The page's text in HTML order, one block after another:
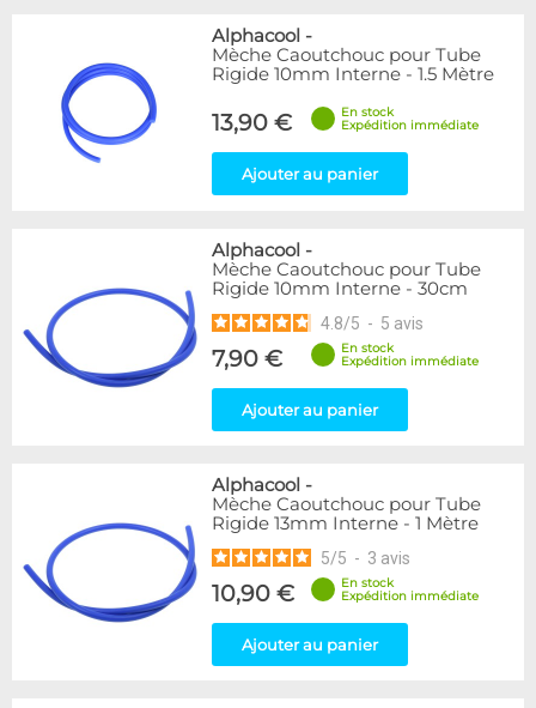
Alphacool -
Mèche Caoutchouc pour Tube
Rigide 10mm Interne - 1.5 Mètre
13,90 €
En stock
Expédition immédiate
Ajouter au panier
Alphacool -
Mèche Caoutchouc pour Tube
Rigide 10mm Interne - 30cm
4.8/5 - 5 avis
7,90 €
En stock
Expédition immédiate
Ajouter au panier
Alphacool -
Mèche Caoutchouc pour Tube
Rigide 13mm Interne - 1 Mètre
5/5 - 3 avis
10,90 €
En stock
Expédition immédiate
Ajouter au panier